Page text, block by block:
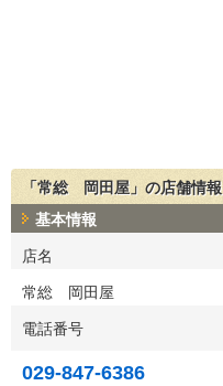
「常総 岡田屋」の店舗情報
基本情報
店名
常総 岡田屋
電話番号
029-847-6386